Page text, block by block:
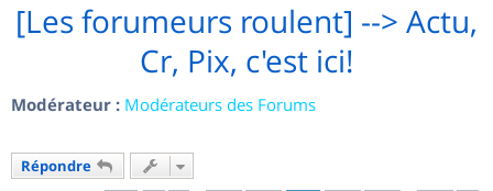
[Les forumeurs roulent] --> Actu,
Cr, Pix, c'est ici!
Modérateur : Modérateurs des Forums
Répondre